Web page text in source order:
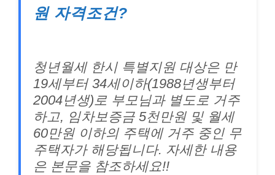
원 자격조건?
청년월세 한시 특별지원 대상은 만
19세부터 34세이하(1988년생부터
2004년생)로 부모님과 별도로 거주
하고, 임차보증금 5천만원 및 월세
60만원 이하의 주택에 거주 중인 무
주택자가 해당됩니다. 자세한 내용
은 본문을 참조하세요!!